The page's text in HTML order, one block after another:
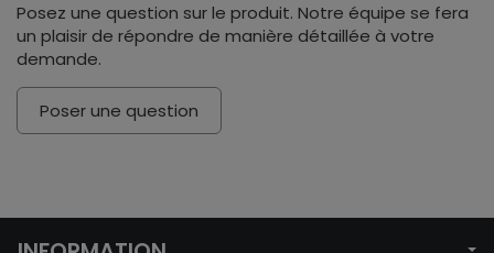
Posez une question sur le produit. Notre équipe se fera
un plaisir de répondre de manière détaillée à votre
demande.
Poser une question